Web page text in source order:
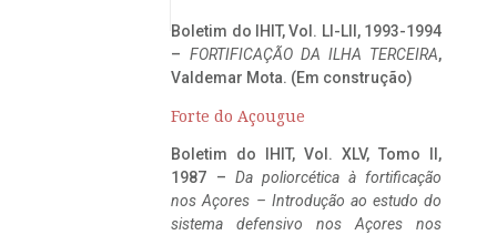
Boletim do IHIT, Vol. LI-LII, 1993-1994
– FORTIFICAÇÃO DA ILHA TERCEIRA,
Valdemar Mota. (Em construção)
Forte do Açougue
Boletim do IHIT, Vol. XLV, Tomo II,
1987 – Da poliorcética à fortificação
nos Açores – Introdução ao estudo do
sistema defensivo nos Açores nos